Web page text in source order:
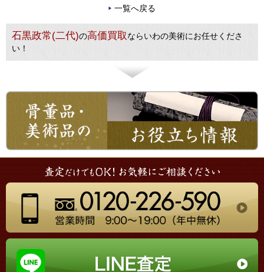
一覧へ戻る
石黒政常(二代)の高価買取ならいわの美術にお任せくださ
い！